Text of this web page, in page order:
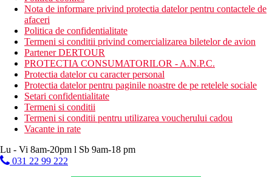
Nota de informare privind protectia datelor pentru contactele de
afaceri
Politica de confidentialitate
Termeni si conditii privind comercializarea biletelor de avion
Partener DERTOUR
PROTECTIA CONSUMATORILOR - A.N.P.C.
Protectia datelor cu caracter personal
Protectia datelor pentru paginile noastre de pe retelele sociale
Setari confidentialitate
Termeni si conditii
Termeni si conditii pentru utilizarea voucherului cadou
Vacante in rate
Lu - Vi 8am-20pm l Sb 9am-18 pm
031 22 99 222